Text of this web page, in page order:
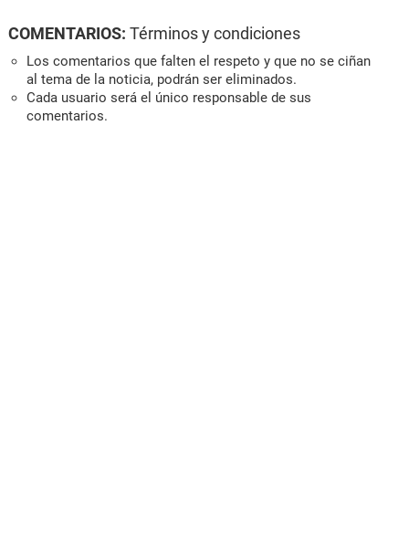
COMENTARIOS: Términos y condiciones
Los comentarios que falten el respeto y que no se ciñan
al tema de la noticia, podrán ser eliminados.
Cada usuario será el único responsable de sus
comentarios.